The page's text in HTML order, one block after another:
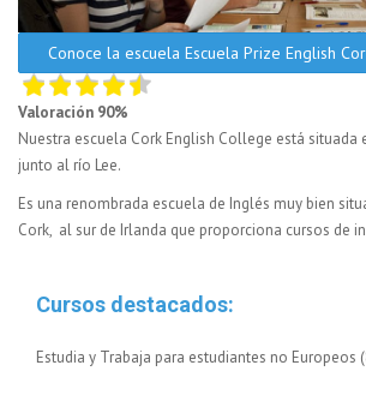
Conoce la escuela Escuela Prize English
Valoración 90%
Nuestra escuela Cork English College está situada
junto al río Lee.
Es una renombrada escuela de Inglés muy bien
Cork, al sur de Irlanda que proporciona cursos de
Cursos destacados:
Estudia y Trabaja para estudiantes no Europeos